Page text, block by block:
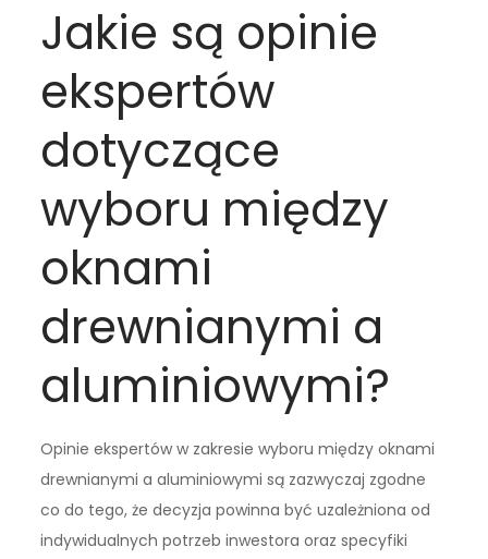
Jakie są opinie
ekspertów
dotyczące
wyboru między
oknami
drewnianymi a
aluminiowymi?
Opinie ekspertów w zakresie wyboru między oknami
drewnianymi a aluminiowymi są zazwyczaj zgodne
co do tego, że decyzja powinna być uzależniona od
indywidualnych potrzeb inwestora oraz specyfiki